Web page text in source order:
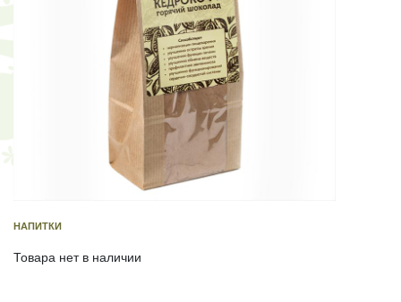
НАПИТКИ
Товара нет в наличии